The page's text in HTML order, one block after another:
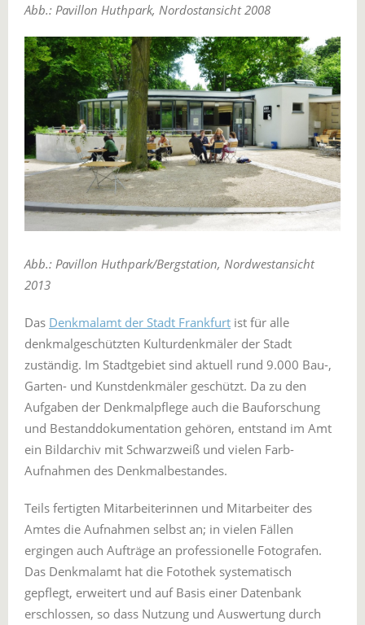
Abb.: Pavillon Huthpark, Nordostansicht 2008
Abb.: Pavillon Huthpark/Bergstation, Nordwestansicht
2013
Das Denkmalamt der Stadt Frankfurt ist für alle
denkmalgeschützten Kulturdenkmäler der Stadt
zuständig. Im Stadtgebiet sind aktuell rund 9.000 Bau-,
Garten- und Kunstdenkmäler geschützt. Da zu den
Aufgaben der Denkmalpflege auch die Bauforschung
und Bestanddokumentation gehören, entstand im Amt
ein Bildarchiv mit Schwarzweiß und vielen Farb-
Aufnahmen des Denkmalbestandes.
Teils fertigten Mitarbeiterinnen und Mitarbeiter des
Amtes die Aufnahmen selbst an; in vielen Fällen
ergingen auch Aufträge an professionelle Fotografen.
Das Denkmalamt hat die Fotothek systematisch
gepflegt, erweitert und auf Basis einer Datenbank
erschlossen, so dass Nutzung und Auswertung durch